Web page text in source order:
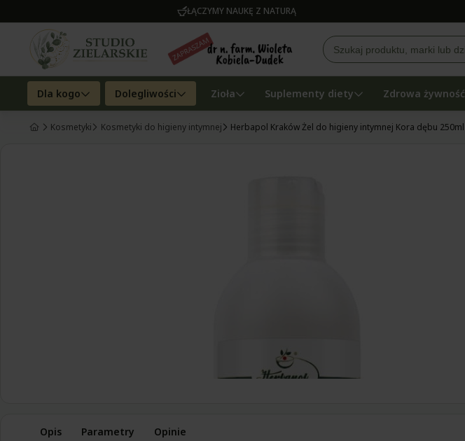
ŁĄCZYMY NAUKĘ Z NATURĄ
Dla kogo Dolegliwości Zioła Suplementy diety Zdrowa żywność
Kosmetyki Kosmetyki do higieny intymnej Herbapol Kraków Żel do higieny intymnej Kora dębu 250ml
Opis Parametry Opinie